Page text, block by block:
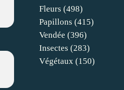
Fleurs (498)
Papillons (415)
Vendée (396)
Insectes (283)
Végétaux (150)